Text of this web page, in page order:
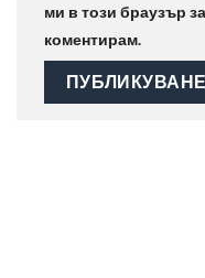
ми в този браузър
коментирам.